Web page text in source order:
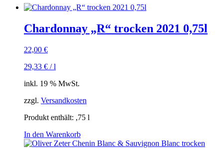
Chardonnay „R“ trocken 2021 0,75l
22,00 €
29,33 € /l
inkl. 19 % MwSt.
zzgl. Versandkosten
Produkt enthält: ,75 l
In den Warenkorb